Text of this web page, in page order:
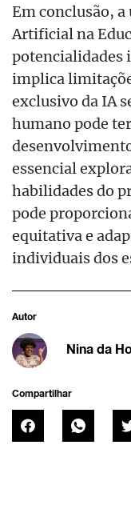
Em conclusão,
Artificial na
potencialidades
implica limitaçõ
exclusivo da IA
humano pode
essencial
habilidades do
pode
equitativa e
individuais dos
Autor
Nina da
Compartilhar